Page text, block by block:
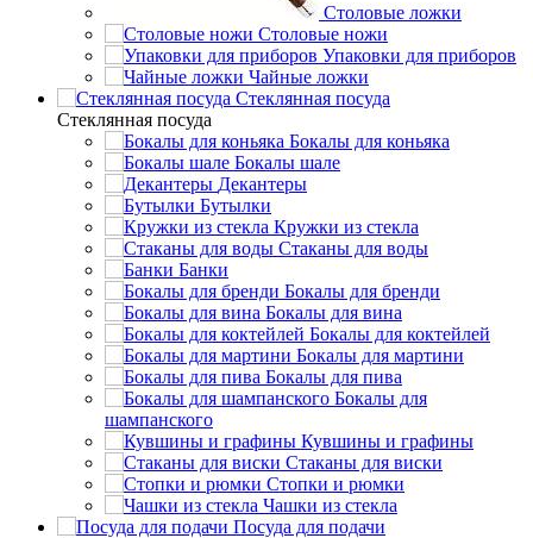
Столовые ложки
Столовые ножи
Упаковки для приборов
Чайные ложки
Стеклянная посуда
Стеклянная посуда
Бокалы для коньяка
Бокалы шале
Декантеры
Бутылки
Кружки из стекла
Стаканы для воды
Банки
Бокалы для бренди
Бокалы для вина
Бокалы для коктейлей
Бокалы для мартини
Бокалы для пива
Бокалы для
шампанского
Кувшины и графины
Стаканы для виски
Стопки и рюмки
Чашки из стекла
Посуда для подачи